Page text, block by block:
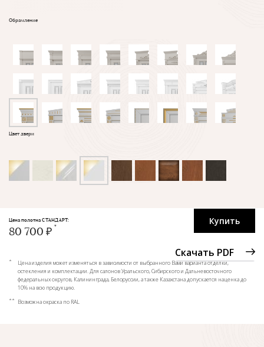
Обрамление
Цвет двери
Купить
Скачать PDF
Цена полотна СТАНДАРТ:
80 700 ₽
*
Цена изделия может изменяться в зависимости от выбранного Вами варианта отделки,
остекления и комплектации. Для салонов Уральского, Сибирского и Дальневосточного
федеральных округов, Калининграда, Белоруссии, а также Казахстана допускается наценка до
10% на всю продукцию.
** Возможна окраска по RAL